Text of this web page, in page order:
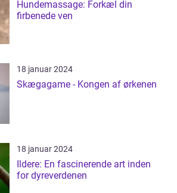
Hundemassage: Forkæl din
firbenede ven
18 januar 2024
Skægagame - Kongen af ørkenen
18 januar 2024
Ildere: En fascinerende art inden
for dyreverdenen